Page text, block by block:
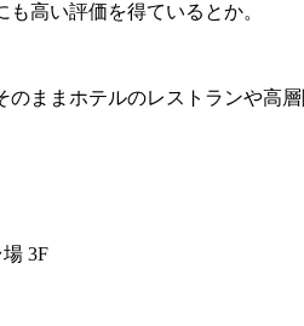
高い評価を得ているとか。
ままホテルのレストランや高
3F